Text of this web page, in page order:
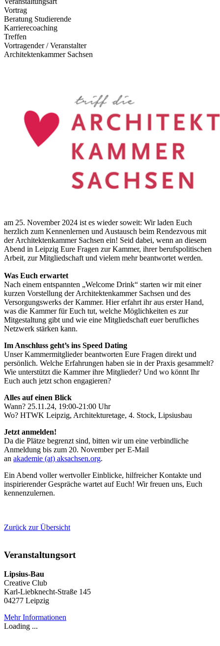
Vortrag
Beratung Studierende
Karrierecoaching
Treffen
Vortragender / Veranstalter
Architektenkammer Sachsen
am 25. November 2024 ist es wieder soweit: Wir laden Euch
herzlich zum Kennenlernen und Austausch beim Rendezvous mit
der Architektenkammer Sachsen ein! Seid dabei, wenn an diesem
Abend in Leipzig Eure Fragen zur Kammer, ihrer berufspolitischen
Arbeit, zur Mitgliedschaft und vielem mehr beantwortet werden.
Was Euch erwartet
Nach einem entspannten „Welcome Drink“ starten wir mit einer
kurzen Vorstellung der Architektenkammer Sachsen und des
Versorgungswerks der Kammer. Hier erfahrt ihr aus erster Hand,
was die Kammer für Euch tut, welche Möglichkeiten es zur
Mitgestaltung gibt und wie eine Mitgliedschaft euer berufliches
Netzwerk stärken kann.
Im Anschluss geht’s ins Speed Dating
Unser Kammermitglieder beantworten Eure Fragen direkt und
persönlich. Welche Erfahrungen haben sie in der Praxis gesammelt?
Wie unterstützt die Kammer ihre Mitglieder? Und wo könnt Ihr
Euch auch jetzt schon engagieren?
Alles auf einen Blick
Wann? 25.11.24, 19:00-21:00 Uhr
Wo? HTWK Leipzig, Architekturetage, 4. Stock, Lipsiusbau
Jetzt anmelden!
Da die Plätze begrenzt sind, bitten wir um eine verbindliche
Anmeldung bis zum 20. November per E-Mail
an akademie (at) aksachsen.org.
Ein Abend voller wertvoller Einblicke, hilfreicher Kontakte und
inspirierender Gespräche wartet auf Euch! Wir freuen uns, Euch
kennenzulernen.
Zurück zur Übersicht
Veranstaltungsort
Lipsius-Bau
Creative Club
Karl-Liebknecht-Straße 145
04277 Leipzig
Mehr Informationen
Loading ...